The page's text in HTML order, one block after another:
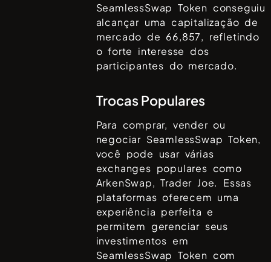
SeamlessSwap Token conseguiu
alcançar uma capitalização de
mercado de 66,857, refletindo
o forte interesse dos
participantes do mercado.
Trocas Populares
Para comprar, vender ou
negociar SeamlessSwap Token,
você pode usar várias
exchanges populares como
ArkenSwap, Trader Joe. Essas
plataformas oferecem uma
experiência perfeita e
permitem gerenciar seus
investimentos em
SeamlessSwap Token com